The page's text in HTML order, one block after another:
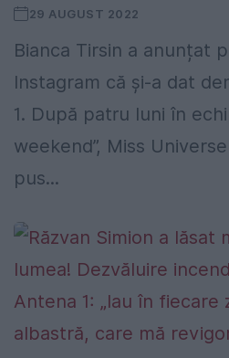
29 AUGUST 2022
Bianca Tirsin a anunțat
Instagram că și-a dat
1. După patru luni în
weekend”, Miss
pus...